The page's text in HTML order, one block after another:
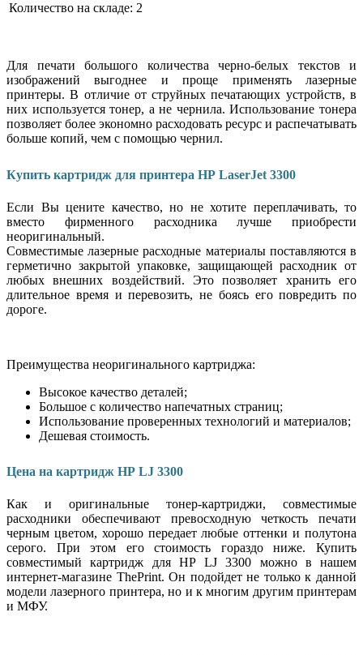
Количество на складе: 2
Для печати большого количества черно-белых текстов и
изображений выгоднее и проще применять лазерные
принтеры. В отличие от струйных печатающих устройств, в
них используется тонер, а не чернила. Использование тонера
позволяет более экономно расходовать ресурс и распечатывать
больше копий, чем с помощью чернил.
Купить картридж для принтера HP LaserJet 3300
Если Вы цените качество, но не хотите переплачивать, то
вместо фирменного расходника лучше приобрести
неоригинальный.
Совместимые лазерные расходные материалы поставляются в
герметично закрытой упаковке, защищающей расходник от
любых внешних воздействий. Это позволяет хранить его
длительное время и перевозить, не боясь его повредить по
дороге.
Преимущества неоригинального картриджа:
Высокое качество деталей;
Большое с количество напечатных страниц;
Использование проверенных технологий и материалов;
Дешевая стоимость.
Цена на картридж HP LJ 3300
Как и оригинальные тонер-картриджи, совместимые
расходники обеспечивают превосходную четкость печати
черным цветом, хорошо передает любые оттенки и полутона
серого. При этом его стоимость гораздо ниже. Купить
совместимый картридж для HP LJ 3300 можно в нашем
интернет-магазине ThePrint. Он подойдет не только к данной
модели лазерного принтера, но и к многим другим принтерам
и МФУ.